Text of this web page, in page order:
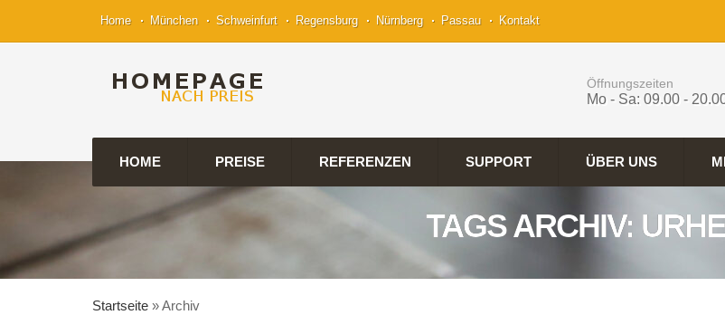
Home München Schweinfurt Regensburg Nürnberg Passau Kontakt
Öffnungszeiten
Mo - Sa: 09.00 -
HOME PREISE REFERENZEN SUPPORT ÜBER UNS
TAGS ARCHIV:
Startseite »Archiv